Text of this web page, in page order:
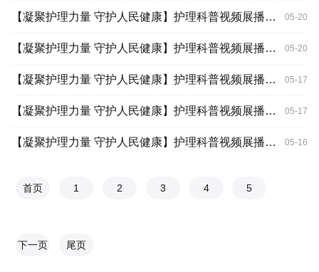
【凝聚护理力量 守护人民健康】护理科普视频展播：教您腹式呼吸改善肺功能 05-20
【凝聚护理力量 守护人民健康】护理科普视频展播：正确佩戴口罩的注意事项 05-20
【凝聚护理力量 守护人民健康】护理科普视频展播：教您如何正确洗手 05-17
【凝聚护理力量 守护人民健康】护理科普视频展播：急性胃肠炎的预防 05-17
【凝聚护理力量 守护人民健康】护理科普视频展播：甲亢患者服药期间是否可以停药或者减少剂量？ 05-16
首页 1 2 3 4 5
下一页 尾页